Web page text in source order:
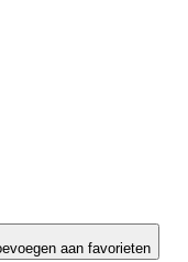
aan favorieten